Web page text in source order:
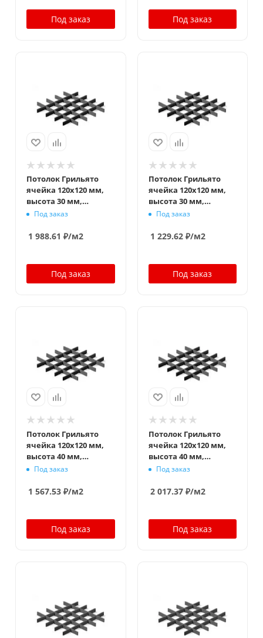
Под заказ Под заказ
Потолок Грильято
ячейка 120x120 мм,
высота 30 мм,
ширина 5 мм,
Под заказ
1 988.61 ₽/м2
Под заказ
Потолок Грильято
ячейка 120x120 мм,
высота 30 мм,
ширина 10 мм,
Под заказ
1 229.62₽/м2
Под заказ
Потолок Грильято
ячейка 120x120 мм,
высота 40 мм,
ширина 10 мм,
Под заказ
1 567.53 ₽/м2
Под заказ
Потолок Грильято
ячейка 120x120 мм,
высота 40 мм,
ширина 10 мм,
Под заказ
2 017.37₽/м2
Под заказ